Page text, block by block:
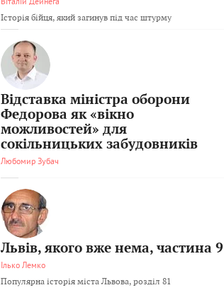
Історія бійця, який загинув під час штурму
Відставка міністра оборони
Федорова як «вікно
можливостей» для
сокільницьких забудовників
Любомир Зубач
Львів, якого вже нема, частина 9
Ілько Лемко
Популярна історія міста Львова, розділ 81